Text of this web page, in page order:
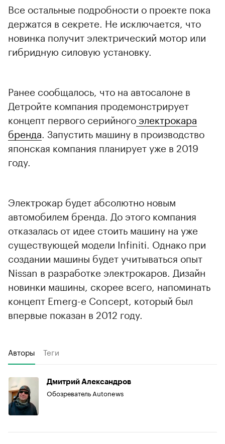
00:00 / 00:00
Все остальные подробности о проекте пока
держатся в секрете. Не исключается, что
новинка получит электрический мотор или
гибридную силовую установку.
Ранее сообщалось, что на автосалоне в
Детройте компания продемонстрирует
концепт первого серийногоэлектрокара
бренда . Запустить машину в производство
японская компания планирует уже в 2019
году.
Электрокар будет абсолютно новым
автомобилем бренда. До этого компания
отказалась от идее стоить машину на уже
существующей модели Infiniti. Однако при
создании машины будет учитываться опыт
Nissan в разработке электрокаров. Дизайн
новинки машины, скорее всего, напоминать
концепт Emerg-e Concept, который был
впервые показан в 2012 году.
Авторы Теги
Дмитрий Александров
Обозреватель Autonews